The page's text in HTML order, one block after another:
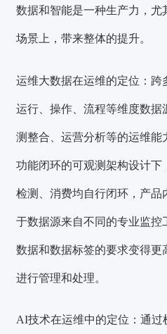
数据和智能是一种生产力，
场景上，带来整体的提升。
运维大数据在运维的定位： 跨
运行、操作、流程等维度数
测整合、运营分析等的运维能
功能闭环的可观测架构设计下
检测、消费均自行闭环，产品
于数据源来自不同的专业监控
数据和数据标签的要求变得
进行管理和处理。
AI技术在运维中的定位：通过